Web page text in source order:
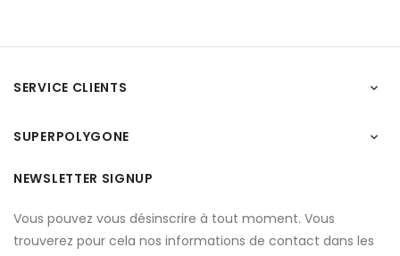
SERVICE CLIENTS 
SUPERPOLYGONE 
NEWSLETTER SIGNUP
Vous pouvez vous désinscrire à tout moment. Vous
trouverez pour cela nos informations de contact dans les